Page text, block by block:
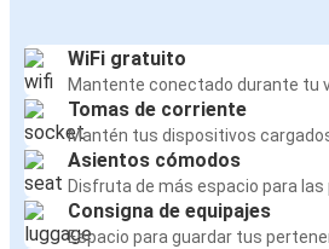
WiFi gratuito
Mantente conectado durante tu
Tomas de corriente
Mantén tus dispositivos
Asientos cómodos
Disfruta de más espacio para las
Consigna de equipajes
Espacio para guardar tus